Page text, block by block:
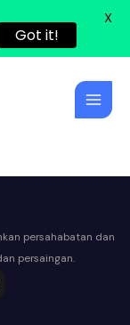
Main
persahabatan dan
persaingan.
Got it!
X